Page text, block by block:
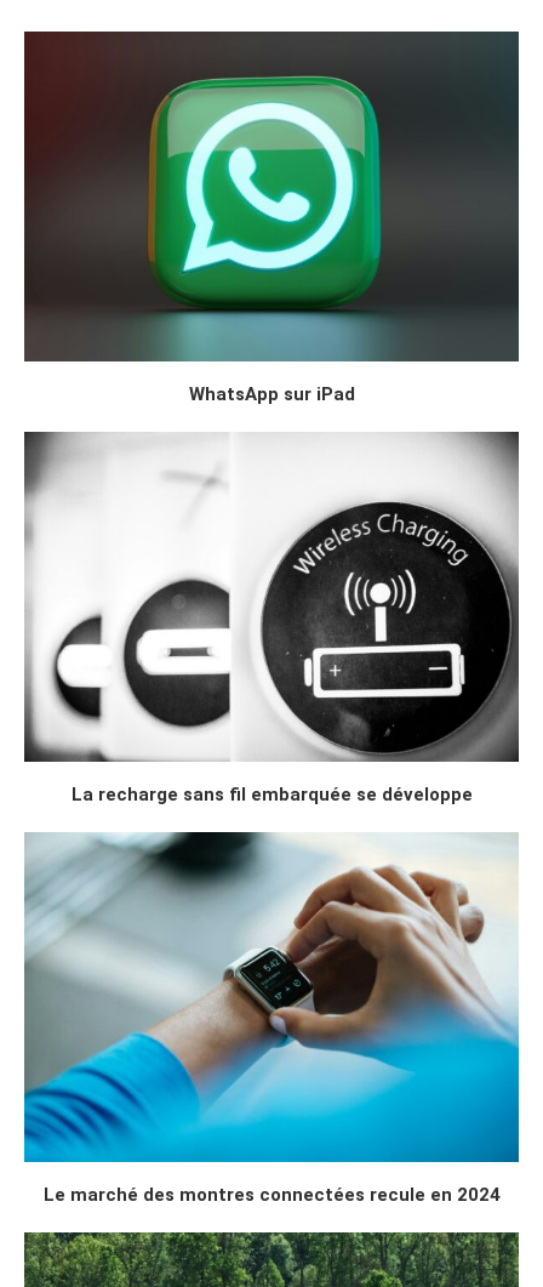
WhatsApp sur iPad
La recharge sans fil embarquée se développe
Le marché des montres connectées recule en 2024